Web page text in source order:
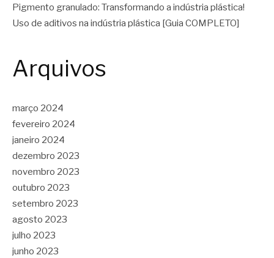
Pigmento granulado: Transformando a indústria plástica!
Uso de aditivos na indústria plástica [Guia COMPLETO]
Arquivos
março 2024
fevereiro 2024
janeiro 2024
dezembro 2023
novembro 2023
outubro 2023
setembro 2023
agosto 2023
julho 2023
junho 2023